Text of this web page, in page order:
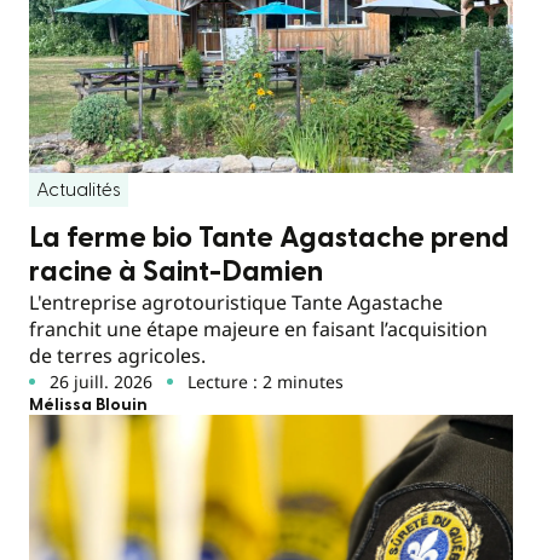
Actualités
La ferme bio Tante Agastache prend
racine à Saint-Damien
L'entreprise agrotouristique Tante Agastache
franchit une étape majeure en faisant l’acquisition
de terres agricoles.
26 juill. 2026 Lecture : 2 minutes
Mélissa Blouin